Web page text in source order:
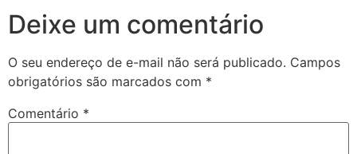
Deixe um comentário
O seu endereço de e-mail não será publicado. Campos
obrigatórios são marcados com *
Comentário *